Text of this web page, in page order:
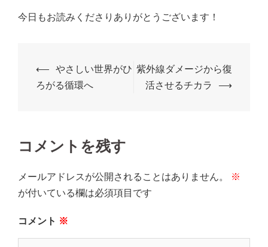
今日もお読みくださりありがとうございます！
投
稿
ゲ
ー
シ
ョ
ン
⟵ やさしい世界がひ
ろがる循環へ
紫外線ダメージから復
活させるチカラ
⟶
コメントを残す
メールアドレスが公開されることはありません。
※
が付いている欄は必須項目です
コメント ※